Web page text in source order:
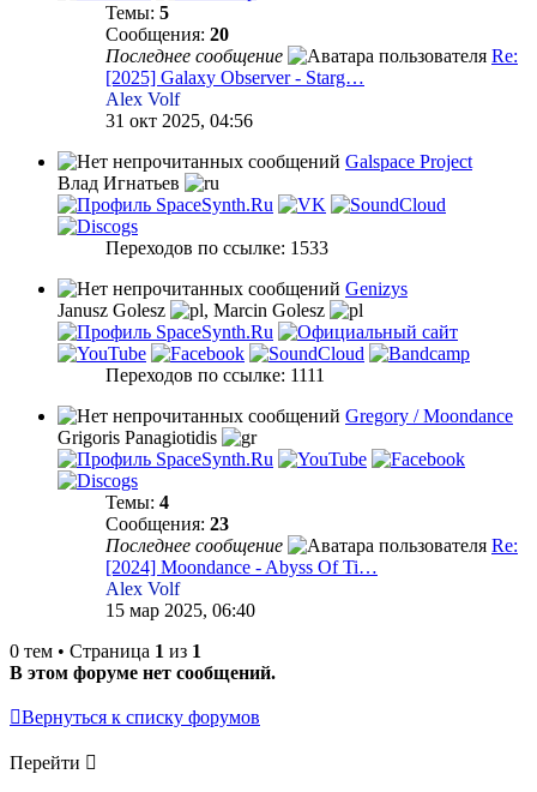
Темы: 5
Сообщения: 20
Последнее сообщение
Re:
[2025] Galaxy Observer - Starg…
Alex Volf
31 окт 2025, 04:56
Galspace Project
Влад Игнатьев
Переходов по ссылке: 1533
Genizys
Janusz Golesz
, Marcin Golesz
Переходов по ссылке: 1111
Gregory / Moondance
Grigoris Panagiotidis
Темы: 4
Сообщения: 23
Последнее сообщение
Re:
[2024] Moondance - Abyss Of Ti…
Alex Volf
15 мар 2025, 06:40
0 тем • Страница 1 из 1
В этом форуме нет сообщений.
Вернуться к списку форумов
Перейти